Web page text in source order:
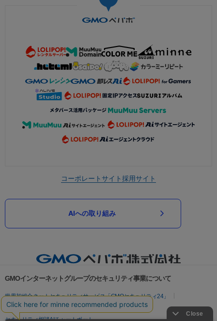
コーポレートサイト採用サイト
AIへの取り組み
GMOインターネットグループのセキュリティ事業について
世界初総合ネットセキュリティサービス「GMOセキュリティ24」
パスワード漏洩診断
Webサイトリスク診断
セキュリティ相談AIチャットボット